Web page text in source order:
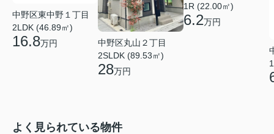
中野区東中野１丁目
2LDK (46.89㎡)
16.8万円
中野区丸山２丁目
2SLDK (89.53㎡)
28万円
1R (22.00㎡)
6.2万円
よく見られている物件